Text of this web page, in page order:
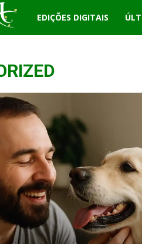
Revista
EDIÇÕES DIGITAIS